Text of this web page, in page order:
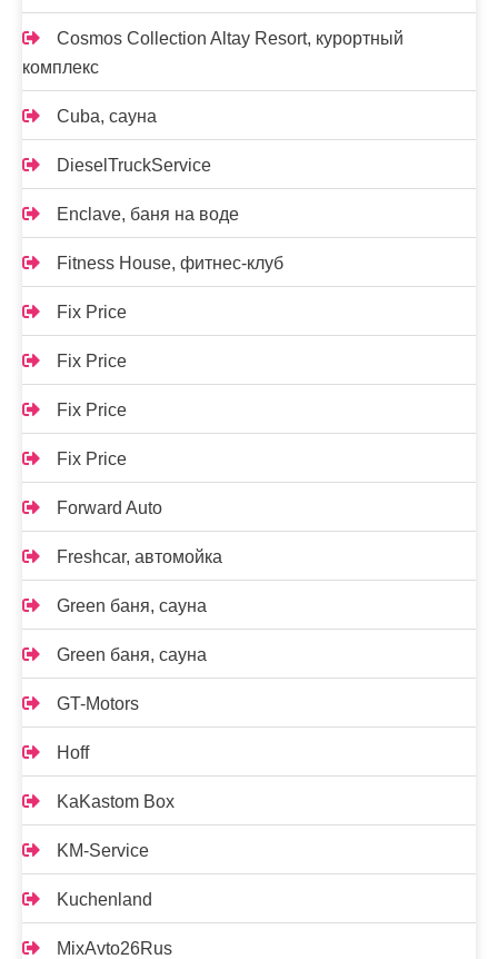
Cosmos Collection Altay Resort, курортный
комплекс
Cuba, сауна
DieselTruckService
Enclave, баня на воде
Fitness House, фитнес-клуб
Fix Price
Fix Price
Fix Price
Fix Price
Forward Auto
Freshcar, автомойка
Green баня, сауна
Green баня, сауна
GT-Motors
Hoff
KaKastom Box
KM-Service
Kuchenland
MixAvto26Rus